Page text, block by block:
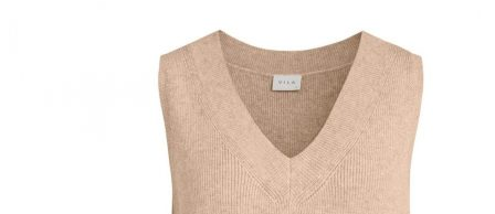
Miesten neuletakit
Puvut ja blazerit
Puvut
Puvuntakit ja blazerit
Miesten housut
Miesten housut
Miesten farkut
Miesten collegehousut
Miesten shortsit